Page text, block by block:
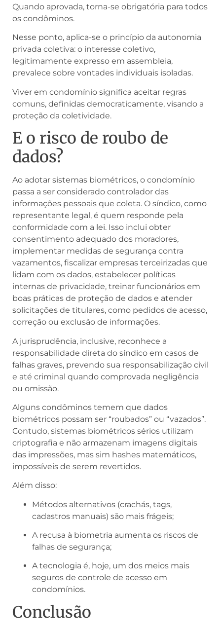
Quando aprovada, torna-se obrigatória para todos
os condôminos.
Nesse ponto, aplica-se o princípio da autonomia
privada coletiva: o interesse coletivo,
legitimamente expresso em assembleia,
prevalece sobre vontades individuais isoladas.
Viver em condomínio significa aceitar regras
comuns, definidas democraticamente, visando a
proteção da coletividade.
E o risco de roubo de
dados?
Ao adotar sistemas biométricos, o condomínio
passa a ser considerado controlador das
informações pessoais que coleta. O síndico, como
representante legal, é quem responde pela
conformidade com a lei. Isso inclui obter
consentimento adequado dos moradores,
implementar medidas de segurança contra
vazamentos, fiscalizar empresas terceirizadas que
lidam com os dados, estabelecer políticas
internas de privacidade, treinar funcionários em
boas práticas de proteção de dados e atender
solicitações de titulares, como pedidos de acesso,
correção ou exclusão de informações.
A jurisprudência, inclusive, reconhece a
responsabilidade direta do síndico em casos de
falhas graves, prevendo sua responsabilização civil
e até criminal quando comprovada negligência
ou omissão.
Alguns condôminos temem que dados
biométricos possam ser “roubados” ou “vazados”.
Contudo, sistemas biométricos sérios utilizam
criptografia e não armazenam imagens digitais
das impressões, mas sim hashes matemáticos,
impossíveis de serem revertidos.
Além disso:
Métodos alternativos (crachás, tags,
cadastros manuais) são mais frágeis;
A recusa à biometria aumenta os riscos de
falhas de segurança;
A tecnologia é, hoje, um dos meios mais
seguros de controle de acesso em
condomínios.
Conclusão